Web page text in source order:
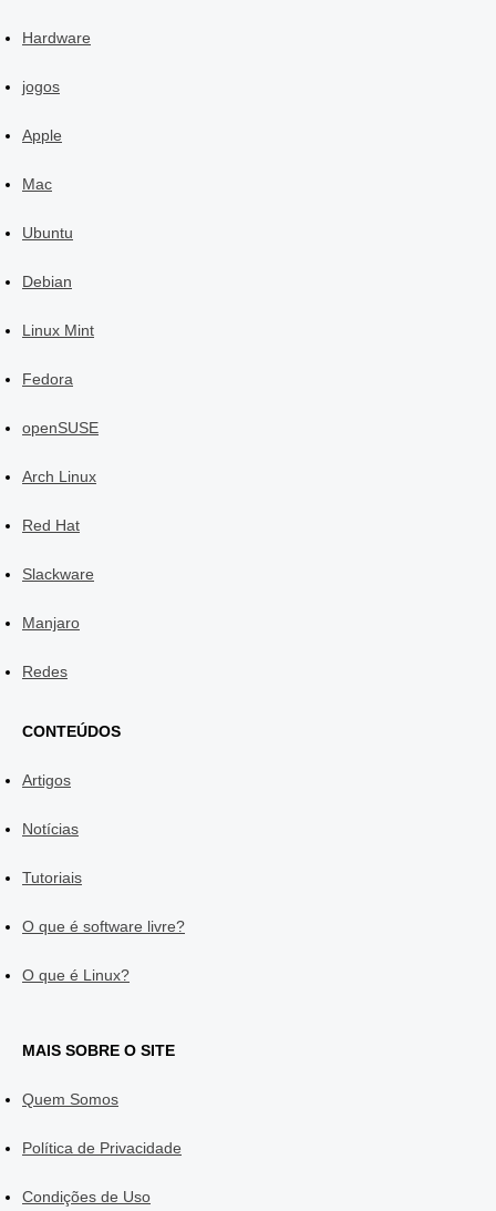
Hardware
jogos
Apple
Mac
Ubuntu
Debian
Linux Mint
Fedora
openSUSE
Arch Linux
Red Hat
Slackware
Manjaro
Redes
CONTEÚDOS
Artigos
Notícias
Tutoriais
O que é software livre?
O que é Linux?
MAIS SOBRE O SITE
Quem Somos
Política de Privacidade
Condições de Uso